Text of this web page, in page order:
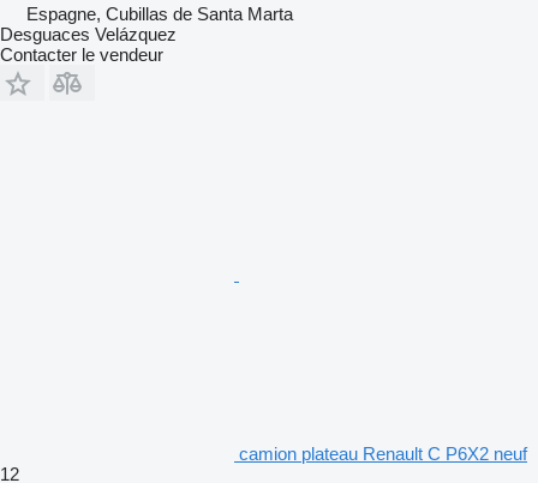
Espagne, Cubillas de Santa Marta
Desguaces Velázquez
Contacter le vendeur
camion plateau Renault C P6X2 neuf
12